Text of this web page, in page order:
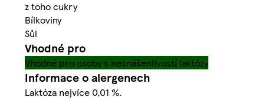
z toho cukry
Bílkoviny
Sůl
Vhodné pro
Vhodné pro osoby s nesnášenlivostí laktózy
Informace o alergenech
Laktóza nejvíce 0,01 %.